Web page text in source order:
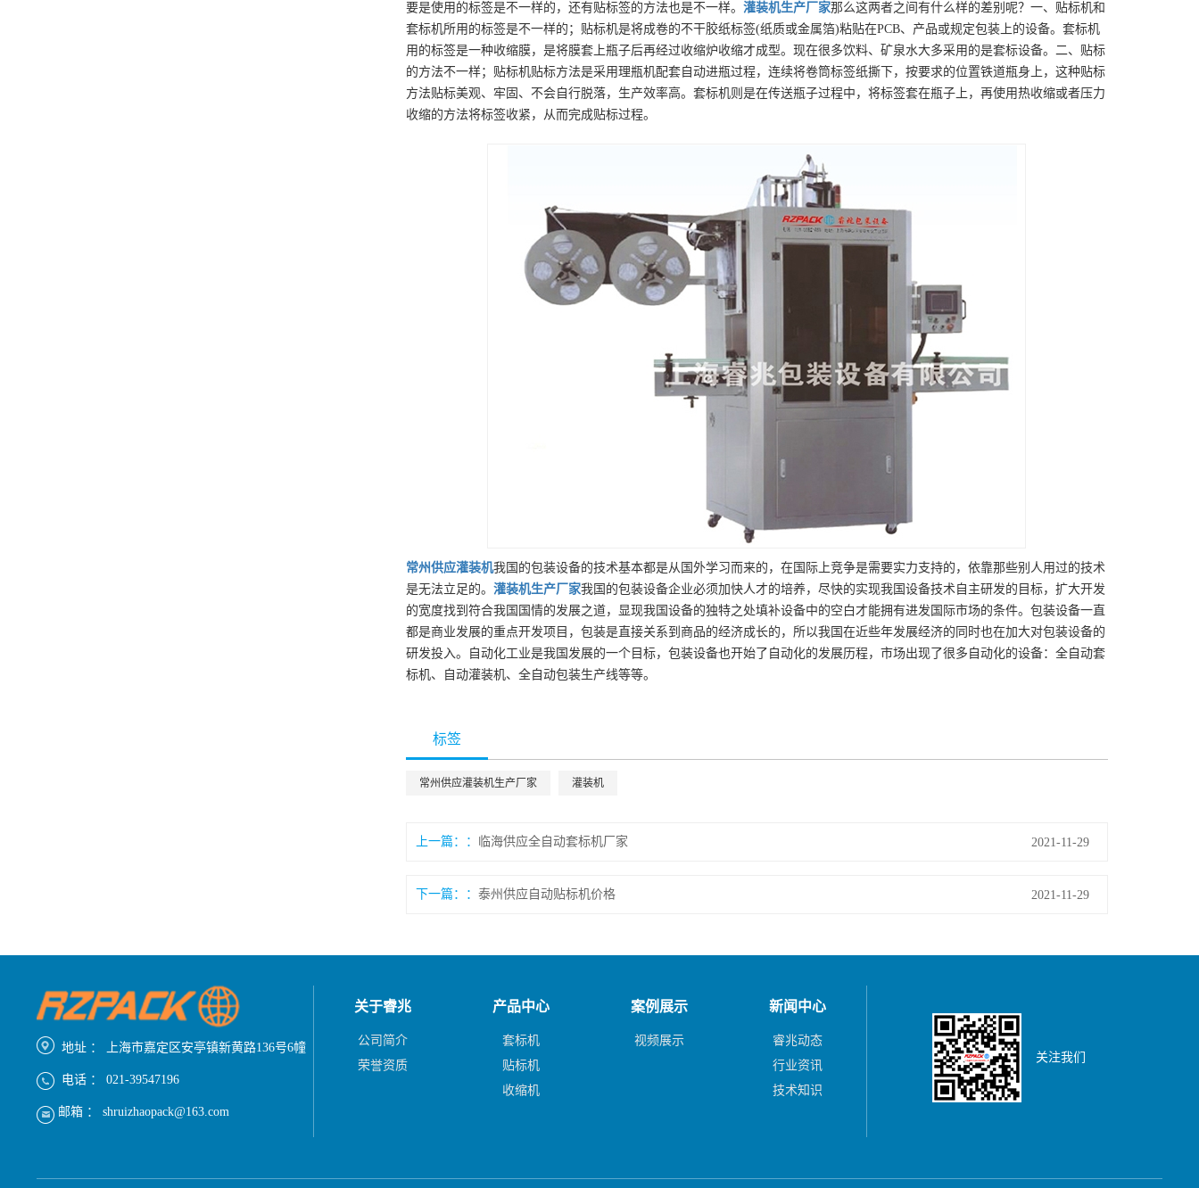
要是使用的标签是不一样的，还有贴标签的方法也是不一样。 灌装机生产厂家那么这两者之间有什么样的差别呢？一、贴标机和
套标机所用的标签是不一样的；贴标机是将成卷的不干胶纸标签(纸质或金属箔)粘贴在PCB、产品或规定包装上的设备。套标机
用的标签是一种收缩膜，是将膜套上瓶子后再经过收缩炉收缩才成型。现在很多饮料、矿泉水大多采用的是套标设备。二、贴标
的方法不一样；贴标机贴标方法是采用理瓶机配套自动进瓶过程，连续将卷筒标签纸撕下，按要求的位置铁道瓶身上，这种贴标
方法贴标美观、牢固、不会自行脱落，生产效率高。套标机则是在传送瓶子过程中，将标签套在瓶子上，再使用热收缩或者压力
收缩的方法将标签收紧，从而完成贴标过程。
常州供应灌装机我国的包装设备的技术基本都是从国外学习而来的，在国际上竞争是需要实力支持的，依靠那些别人用过的技术
是无法立足的。 灌装机生产厂家我国的包装设备企业必须加快人才的培养，尽快的实现我国设备技术自主研发的目标，扩大开发
的宽度找到符合我国国情的发展之道，显现我国设备的独特之处填补设备中的空白才能拥有进发国际市场的条件。包装设备一直
都是商业发展的重点开发项目，包装是直接关系到商品的经济成长的，所以我国在近些年发展经济的同时也在加大对包装设备的
研发投入。自动化工业是我国发展的一个目标，包装设备也开始了自动化的发展历程，市场出现了很多自动化的设备：全自动套
标机、自动灌装机、全自动包装生产线等等。
标签
常州供应灌装机生产厂家 灌装机
上一篇： 临海供应全自动套标机厂家 2021-11-29
下一篇： 泰州供应自动贴标机价格 2021-11-29
地址 ： 上海市嘉定区安亭镇新黄路136号6幢
电话 ： 021-39547196
邮箱 ： shruizhaopack@163.com
关于睿兆
公司简介
荣誉资质
产品中心
套标机
贴标机
收缩机
案例展示
视频展示
新闻中心
睿兆动态
行业资讯
技术知识
关注我们